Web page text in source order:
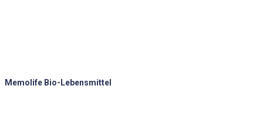
Memolife Bio-Lebensmittel